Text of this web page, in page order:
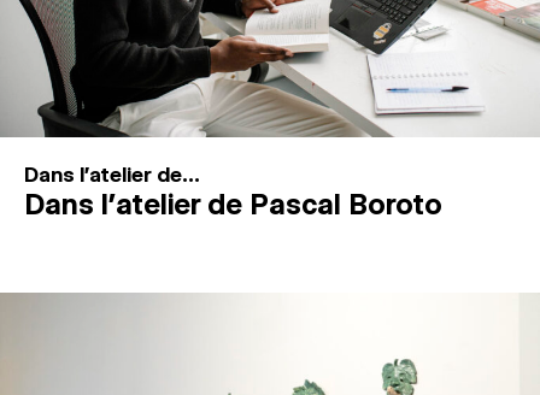
Recherche
Connexion
↓
Dans l'atelier de...
Dans l’atelier de Pascal Boroto